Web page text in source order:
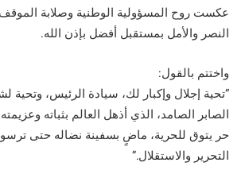
عكست روح المسؤولية الوطنية وصلابة
النصر والأمل بمستقبل أفضل بإذن الله.
واختتم بالقول:
“تحية إجلال وإكبار لك، سيادة الرئيس، وتحية
الصابر الصامد، الذي أذهل العالم بثباته
حر يتوق للحرية، ماضٍ بسفينة نضاله حتى
التحرير والاستقلال.”